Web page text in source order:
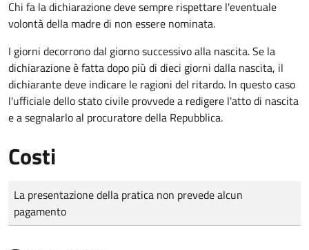
Chi fa la dichiarazione deve sempre rispettare l'eventuale
volontà della madre di non essere nominata.
I giorni decorrono dal giorno successivo alla nascita. Se la
dichiarazione è fatta dopo più di dieci giorni dalla nascita, il
dichiarante deve indicare le ragioni del ritardo. In questo caso
l'ufficiale dello stato civile provvede a redigere l'atto di nascita
e a segnalarlo al procuratore della Repubblica.
Costi
Tipo di pagamento
Importo
La presentazione della pratica non prevede alcun
pagamento